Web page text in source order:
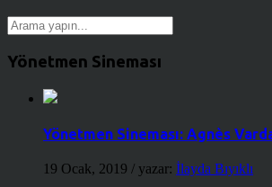
Yönetmen Sineması
Yönetmen Sineması: Agnès
19 Ocak, 2019 / yazar: İlayda Bıyıklı